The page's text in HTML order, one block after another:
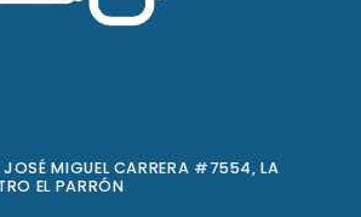
MIGUEL CARRERA #7554, LA
EL PARRÓN